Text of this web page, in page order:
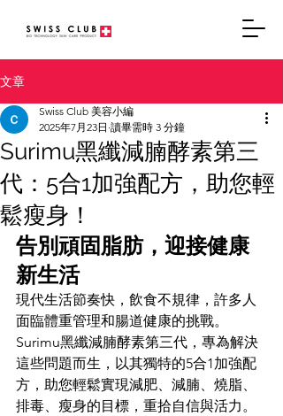
文章
Surimu黑纖減腩酵素第三
代：5合1加強配方，助您輕
鬆瘦身！
Swiss Club 美容小編
2025年7月23日 讀畢需時 3 分鐘
告別頑固脂肪，迎接健康
新生活
現代生活節奏快，飲食不規律，許多人
面臨體重管理和腸道健康的挑戰。
Surimu黑纖減腩酵素第三代，專為解決
這些問題而生，以其獨特的5合1加強配
方，助您輕鬆實現減肥、減腩、燒脂、
排毒、瘦身的目標，重拾自信與活力。